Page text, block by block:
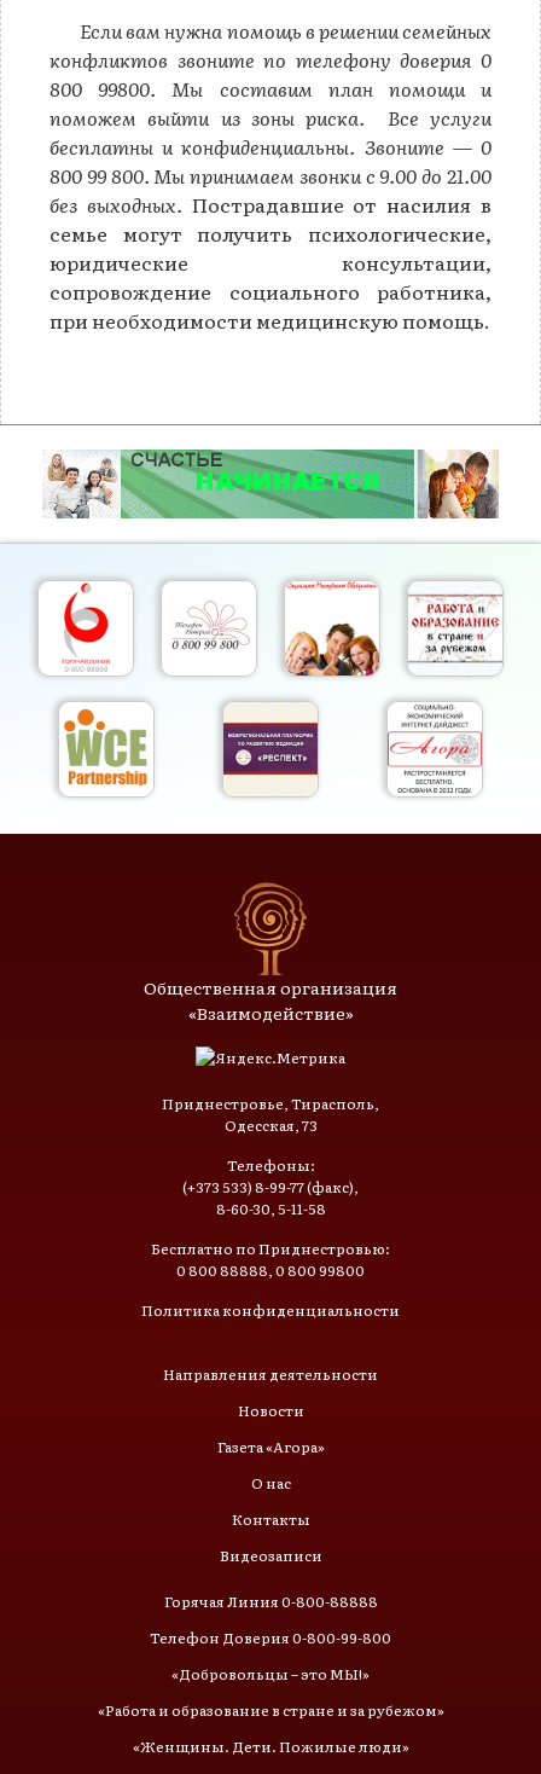
Если вам нужна помощь в решении семейных
конфликтов звоните по телефону доверия 0
800 99800. Мы составим план помощи и
поможем выйти из зоны риска. Все услуги
бесплатны и конфиденциальны. Звоните — 0
800 99 800. Мы принимаем звонки с 9.00 до 21.00
без выходных. Пострадавшие от насилия в
семье могут получить психологические,
юридические консультации,
сопровождение социального работника,
при необходимости медицинскую помощь.
Общественная организация
«Взаимодействие»
Приднестровье, Тирасполь,
Одесская, 73
Телефоны:
(+373 533) 8-99-77 (факс),
8-60-30, 5-11-58
Бесплатно по Приднестровью:
0 800 88888, 0 800 99800
Политика конфиденциальности
Направления деятельности
Новости
Газета «Агора»
О нас
Контакты
Видеозаписи
Горячая Линия 0-800-88888
Телефон Доверия 0-800-99-800
«Добровольцы – это МЫ!»
«Работа и образование в стране и за рубежом»
«Женщины. Дети. Пожилые люди»